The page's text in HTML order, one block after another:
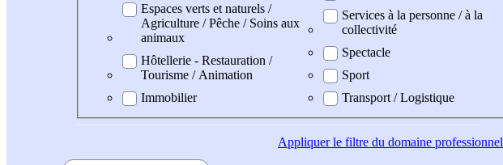
Espaces verts et naturels /
Agriculture / Pêche / Soins aux
animaux
Hôtellerie - Restauration /
Tourisme / Animation
Immobilier
Services à la personne / à la
collectivité
Spectacle
Sport
Transport / Logistique
Appliquerle filtre du domaine professionnel